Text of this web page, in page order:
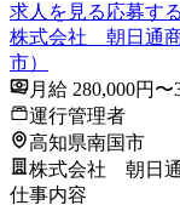
求人を見る応募する
株式会社 朝日通
市）
月給 280,000円〜
運行管理者
高知県南国市
株式会社 朝日
仕事内容